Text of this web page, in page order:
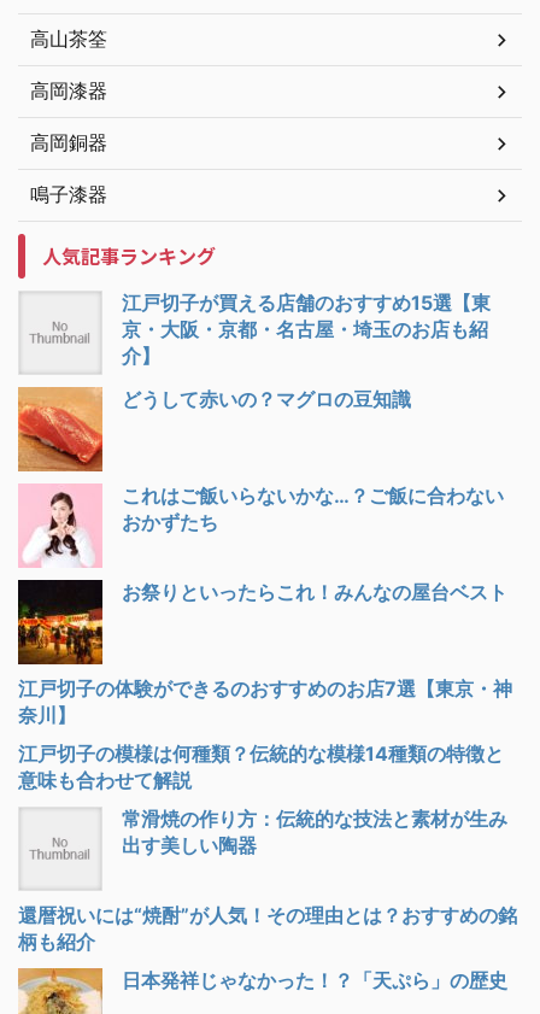
高山茶筌
高岡漆器
高岡銅器
鳴子漆器
人気記事ランキング
江戸切子が買える店舗のおすすめ15選【東
京・大阪・京都・名古屋・埼玉のお店も紹
介】
どうして赤いの？マグロの豆知識
これはご飯いらないかな…？ご飯に合わない
おかずたち
お祭りといったらこれ！みんなの屋台ベスト
江戸切子の体験ができるのおすすめのお店7選【東京・神
奈川】
江戸切子の模様は何種類？伝統的な模様14種類の特徴と
意味も合わせて解説
常滑焼の作り方：伝統的な技法と素材が生み
出す美しい陶器
還暦祝いには“焼酎”が人気！その理由とは？おすすめの銘
柄も紹介
日本発祥じゃなかった！？「天ぷら」の歴史